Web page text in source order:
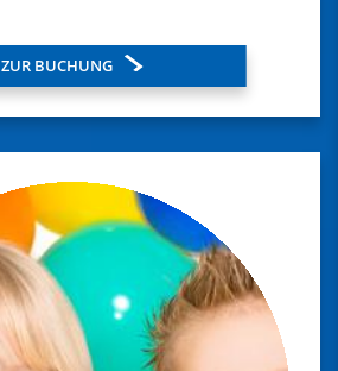
ZUR BUCHUNG